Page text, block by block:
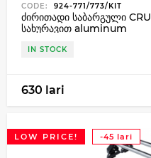
CODE: 924-771/773/KIT
ძირითადი საბარგული
სახურავით aluminum
IN STOCK
630 lari
LOW PRICE! -45 lari